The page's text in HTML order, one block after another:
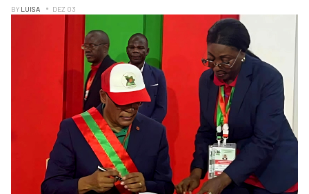
BY LUISA DEZ 03